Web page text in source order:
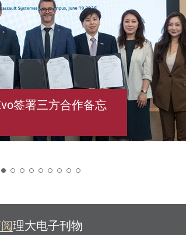
签署三方合作备忘
理大电子刊物